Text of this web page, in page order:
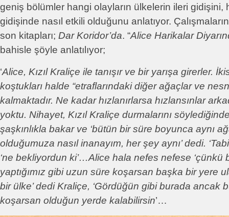
geniş bölümler hangi olayların ülkelerin ileri gidişini,
gidişinde nasıl etkili olduğunu anlatıyor.
son kitapları; Dar Koridor’da. “Alice Harikalar
bahisle şöyle anlatılıyor;
‘Alice, Kızıl Kraliçe ile tanışır ve bir yarışa girerler.
koştukları halde “etraflarındaki diğer ağaçlar ve
kalmaktadır. Ne kadar hızlanırlarsa hızlansınlar
yoktu. Nihayet, Kızıl Kraliçe durmalarını
şaşkınlıkla bakar ve ‘bütün bir süre boyunca aynı
olduğumuza nasıl inanayım, her şey aynı’ dedi.
‘ne bekliyordun ki’…Alice hala nefes nefese ‘çünkü
yaptığımız gibi uzun süre koşarsan başka bir yere
bir ülke’ dedi Kraliçe, ‘Gördüğün gibi burada ancak
koşarsan olduğun yerde kalabilirsin’…